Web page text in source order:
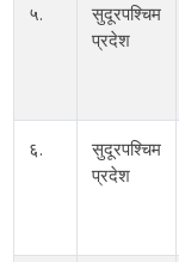
५.
सुदूरपश्चिम
प्रदेश
६.
सुदूरपश्चिम
प्रदेश